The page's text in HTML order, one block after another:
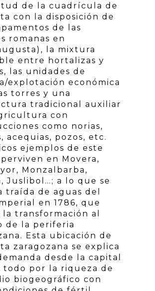
de la cuadrícula de
con la disposición de
de las
romanas en
la mixtura
entre hortalizas y
las unidades de
explotación económica
torres y una
tradicional auxiliar
con
como norias,
acequias, pozos, etc.
ejemplos de este
en Movera,
Monzalbarba,
Juslibol…; a lo que se
traída de aguas del
en 1786, que
la transformación al
de la periferia
Esta ubicación de
zaragozana se explica
desde la capital
todo por la riqueza de
biogeográfico con